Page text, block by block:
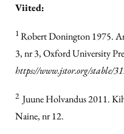
Viited:
1Robert Donington 1975.
3, nr 3, Oxford University
https://www.jstor.org/stable/
2 Juune Holvandus 2011.
Naine, nr 12.